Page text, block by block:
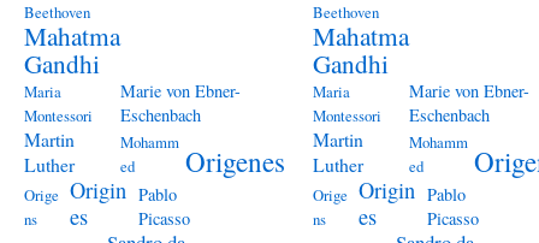
Beethoven
Mahatma
Gandhi
Maria
Montessori
Marie von Ebner-
Eschenbach
Martin
Luther
Mohamm
ed
Origenes
Orige
ns
Origin
es
Pablo
Picasso
Beethoven
Mahatma
Gandhi
Maria
Montessori
Marie von Ebner-
Eschenbach
Martin
Luther
Mohamm
ed
Orige
ns
Origin
es
Pablo
Picasso